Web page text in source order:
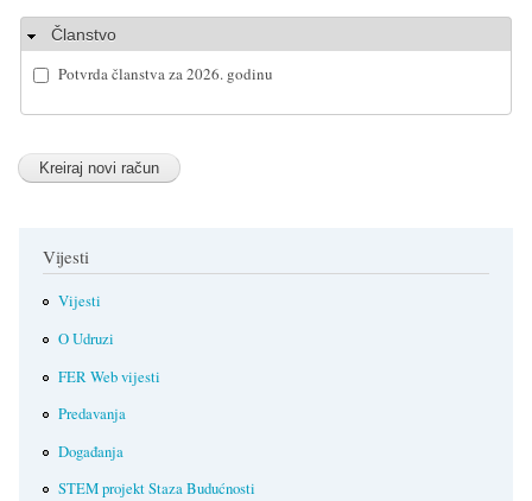
Sakrij
Članstvo
Potvrda članstva za 2026. godinu
Vijesti
Vijesti
O Udruzi
FER Web vijesti
Predavanja
Događanja
STEM projekt Staza Budućnosti